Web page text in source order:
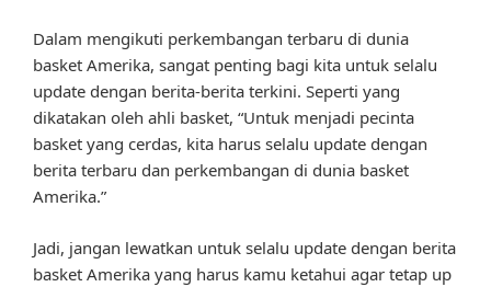
Dalam mengikuti perkembangan terbaru di dunia
basket Amerika, sangat penting bagi kita untuk selalu
update dengan berita-berita terkini. Seperti yang
dikatakan oleh ahli basket, “Untuk menjadi pecinta
basket yang cerdas, kita harus selalu update dengan
berita terbaru dan perkembangan di dunia basket
Amerika.”
Jadi, jangan lewatkan untuk selalu update dengan berita
basket Amerika yang harus kamu ketahui agar tetap up